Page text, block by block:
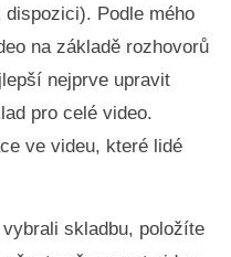
Podle mého
na základě rozhovorů
nejprve upravit
pro celé video.
ve videu, které lidé
skladbu, položíte